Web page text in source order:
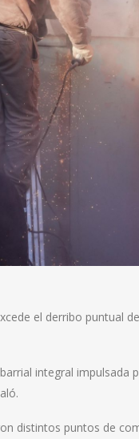
el derribo puntual
integral impulsada
distintos puntos de